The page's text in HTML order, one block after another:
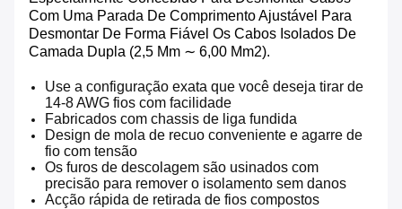
Com Uma Parada De Comprimento Ajustável Para
Desmontar De Forma Fiável Os Cabos Isolados De
Camada Dupla (2,5 Mm ∼ 6,00 Mm2).
Use a configuração exata que você deseja tirar de
14-8 AWG fios com facilidade
Fabricados com chassis de liga fundida
Design de mola de recuo conveniente e agarre de
fio com tensão
Os furos de descolagem são usinados com
precisão para remover o isolamento sem danos
Acção rápida de retirada de fios compostos